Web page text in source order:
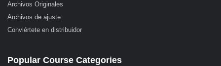
Archivos Originales
Archivos de ajuste
Conviértete en distribuidor
Popular Course Categories